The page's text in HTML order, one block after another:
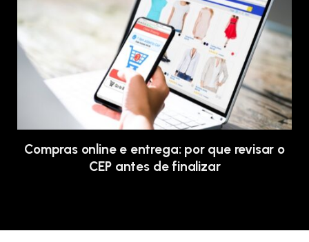
Compras online e entrega: por que revisar o
CEP antes de finalizar